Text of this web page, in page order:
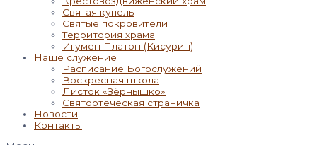
Святая купель
Святые покровители
Территория храма
Игумен Платон (Кисурин)
Наше служение
Расписание Богослужений
Воскресная школа
Листок «Зёрнышко»
Святоотеческая страничка
Новости
Контакты